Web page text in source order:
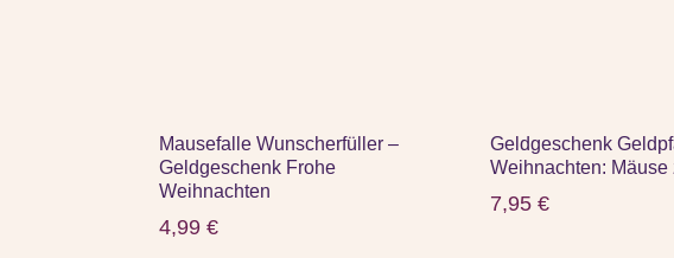
Mausefalle Wunscherfüller –
Geldgeschenk Frohe
Weihnachten
4,99€
Geldgeschenk
Weihnachten: Mäuse
7,95€